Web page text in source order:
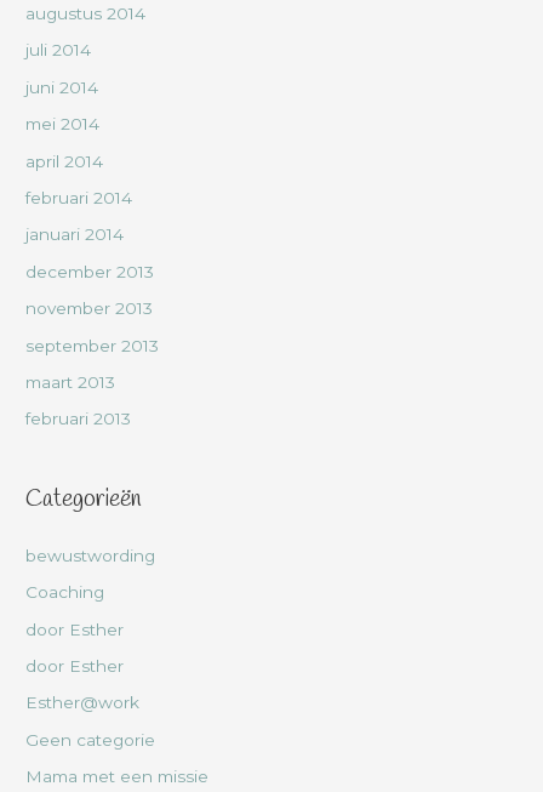
augustus 2014
juli 2014
juni 2014
mei 2014
april 2014
februari 2014
januari 2014
december 2013
november 2013
september 2013
maart 2013
februari 2013
Categorieën
bewustwording
Coaching
door Esther
door Esther
Esther@work
Geen categorie
Mama met een missie